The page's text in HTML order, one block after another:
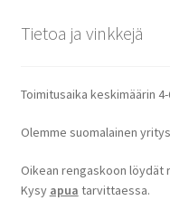
Tietoa ja vinkkejä
Toimitusaika keskimäärin
Olemme suomalainen
Oikean rengaskoon
Kysy apua tarvittaessa.